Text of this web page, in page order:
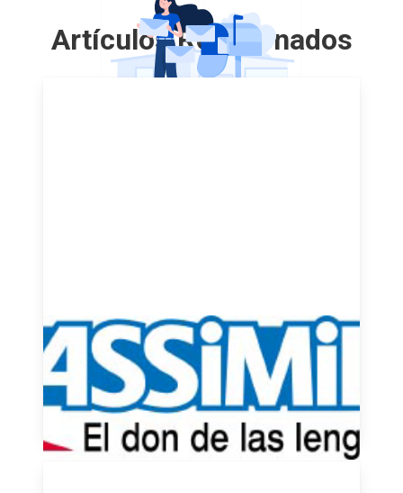
Artículos Relacionados
El Método Assimil: Aprende
Francés de Forma Natural y
Eficaz
November 21, 2024